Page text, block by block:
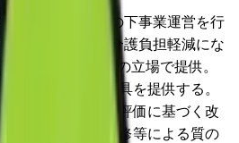
遵守、運営基準の下事業運営を行
支援、介護者の介護負担軽減にな
れるよう利用者の立場で提供。
を有する福祉用具を提供する。
指し評価を行い評価に基づく改
談員を配置し研修等による質の